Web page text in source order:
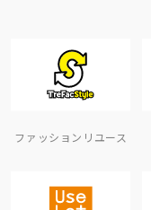
ファッションリユース